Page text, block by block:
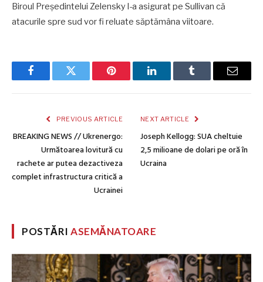
Biroul Președintelui Zelensky l-a asigurat pe Sullivan că
atacurile spre sud vor fi reluate săptămâna viitoare.
FacebookTwitter Pinterest LinkedInTumblr Email
PREVIOUS ARTICLE
BREAKING NEWS // Ukrenergo:
Următoarea lovitură cu
rachete ar putea dezactiveza
complet infrastructura critică a
Ucrainei
NEXT ARTICLE
Joseph Kellogg: SUA cheltuie
2,5 milioane de dolari pe oră în
Ucraina
POSTĂRIASEMĂNATOARE